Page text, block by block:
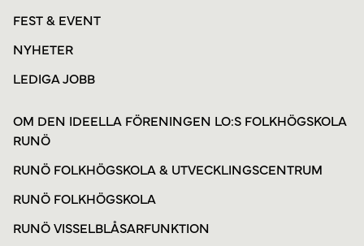
FEST & EVENT
NYHETER
LEDIGA JOBB
OM DEN IDEELLA FÖRENINGEN LO:S FOLKHÖGSKOLA
RUNÖ
RUNÖ FOLKHÖGSKOLA & UTVECKLINGSCENTRUM
RUNÖ FOLKHÖGSKOLA
RUNÖ VISSELBLÅSARFUNKTION